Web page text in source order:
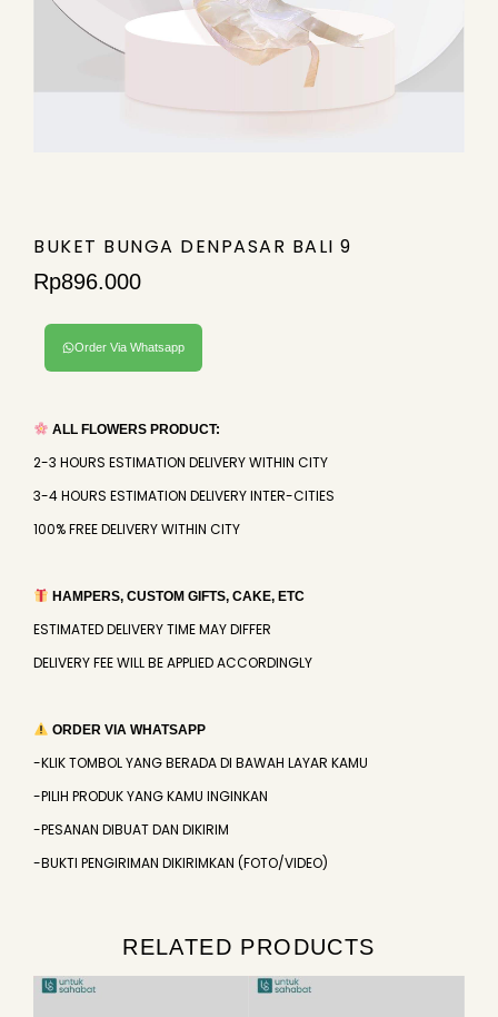
BUKET BUNGA DENPASAR BALI 9
Rp896.000
Order Via Whatsapp
ALL FLOWERS PRODUCT:
2-3 HOURS ESTIMATION DELIVERY WITHIN CITY
3-4 HOURS ESTIMATION DELIVERY INTER-CITIES
100% FREE DELIVERY WITHIN CITY
HAMPERS, CUSTOM GIFTS, CAKE, ETC
ESTIMATED DELIVERY TIME MAY DIFFER
DELIVERY FEE WILL BE APPLIED ACCORDINGLY
ORDER VIA WHATSAPP
-KLIK TOMBOL YANG BERADA DI BAWAH LAYAR KAMU
-PILIH PRODUK YANG KAMU INGINKAN
-PESANAN DIBUAT DAN DIKIRIM
-BUKTI PENGIRIMAN DIKIRIMKAN (FOTO/VIDEO)
RELATED PRODUCTS